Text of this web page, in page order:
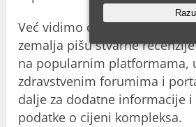
Već vidimo da mnogi kupci iz
zemalja pišu stvarne
na popularnim platformama,
zdravstvenim forumima i
dalje za dodatne informacije i
podatke o cijeni kompleksa.